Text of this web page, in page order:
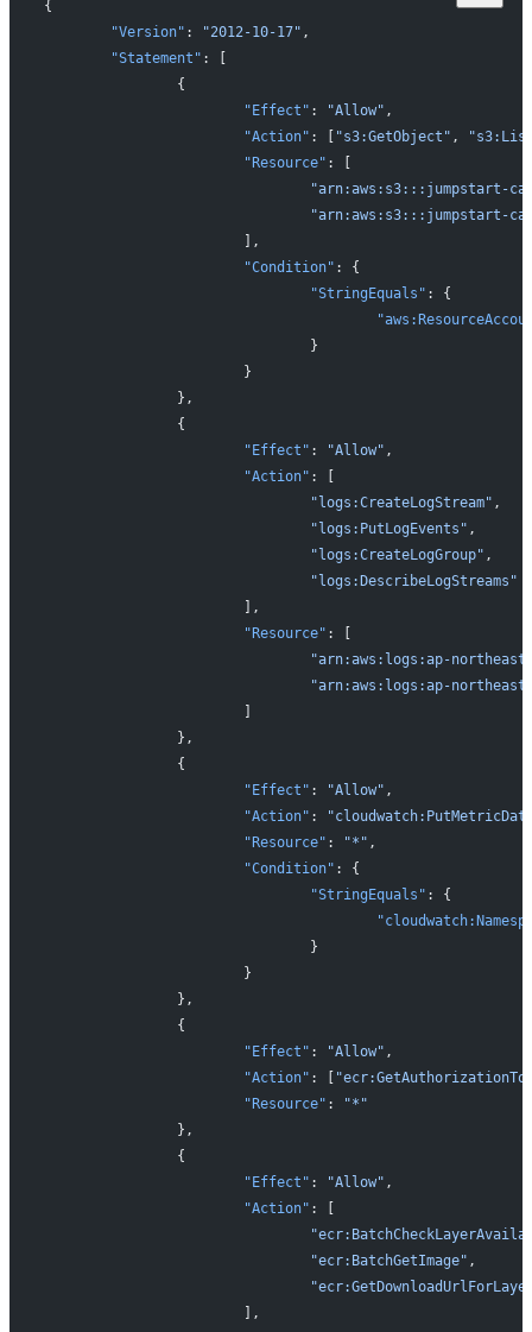
{
	"Version"
: "2012-10-17" ,
	"Statement"
: [
		{
			"Effect"
: "Allow" ,
			"Action"
: [ "s3:GetObject" ,
			"Resource"
: [
			],
			"Condition"
: {
				"StringEquals"
: {
				}
			}
		},
		{
			"Effect"
: "Allow" ,
			"Action"
: [
				"logs:CreateLogStream"
,
				"logs:PutLogEvents"
,
				"logs:CreateLogGroup"
,
				"logs:DescribeLogStreams"
			],
			"Resource"
: [
"arn:aws:logs:ap-
"arn:aws:logs:ap-
		},
		{
			"Effect"
: "Allow" ,
			"Action"
:
			"Resource"
: "*" ,
			"Condition"
: {
				"StringEquals"
: {
				}
			}
		},
		{
			"Effect"
: "Allow" ,
			"Action"
: [
			"Resource"
:
"*"
		},
		{
			"Effect"
: "Allow" ,
			"Action"
: [
				"ecr:BatchGetImage"
,
			],